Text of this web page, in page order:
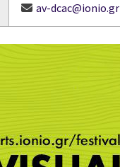
av-dcac@ionio.gr